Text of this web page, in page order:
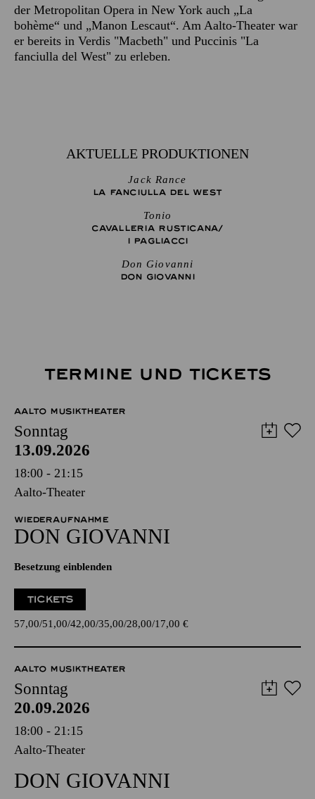
der Metropolitan Opera in New York auch „La
bohème“ und „Manon Lescaut“. Am Aalto-Theater war
er bereits in Verdis "Macbeth" und Puccinis "La
fanciulla del West" zu erleben.
AKTUELLE PRODUKTIONEN
Jack Rance
LA FANCIULLA DEL WEST
Tonio
CAVALLERIA RUSTICANA/
I PAGLIACCI
Don Giovanni
DON GIO­VANNI
TERMINE UND TICKETS
AALTO MUSIKTHEATER
Sonntag
13.09.2026
18:00 - 21:15
Aalto-Theater
WIEDERAUFNAHME
DON GIO­VANNI
Besetzung einblenden
TICKETS
57,00 51,00 42,00 35,00 28,00 17,00 €
AALTO MUSIKTHEATER
Sonntag
20.09.2026
18:00 - 21:15
Aalto-Theater
DON GIO­VANNI